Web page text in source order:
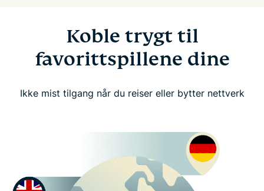
Koble trygt til
favorittspillene dine
Ikke mist tilgang når du reiser eller bytter nettverk